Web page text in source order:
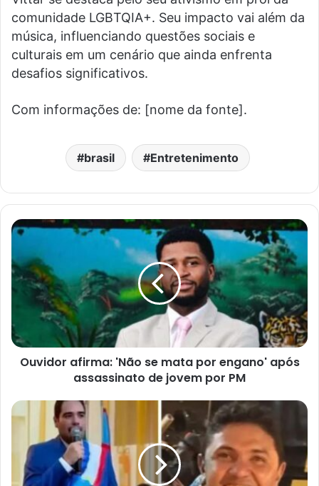
comunidade LGBTQIA+. Seu impacto vai além da
música, influenciando questões sociais e
culturais em um cenário que ainda enfrenta
desafios significativos.
Com informações de: [nome da fonte].
brasil Entretenimento
Ouvidor afirma: 'Não se mata por engano' após
assassinato de jovem por PM